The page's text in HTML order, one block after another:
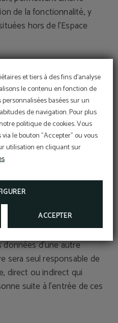
et tiers à des fins d'analyse
le contenu en fonction de
basées sur un
de navigation. Pour plus
politique de cookies. Vous
le bouton "Accepter" ou vous
utilisation en cliquant sur
ACCEPTER
de la fonctionnalité, y
hors de l'Espace
Google Maps. En utilisant
au traitement de ses
aux dispositions de
de l’entreprise :
privacy
avec des
et à jour.
de données relatives à
que les données
de celui-ci.
d’une autre
sera seul responsable de
direct ou indirect qui
suite à l’entrée de ces